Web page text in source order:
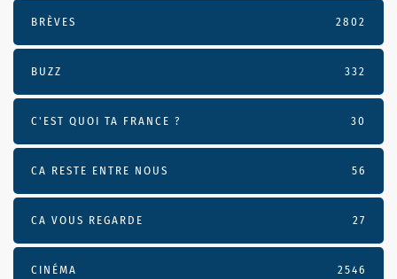
BRÈVES 2802
BUZZ 332
C'EST QUOI TA FRANCE ? 30
CA RESTE ENTRE NOUS 56
CA VOUS REGARDE 27
CINÉMA 2546